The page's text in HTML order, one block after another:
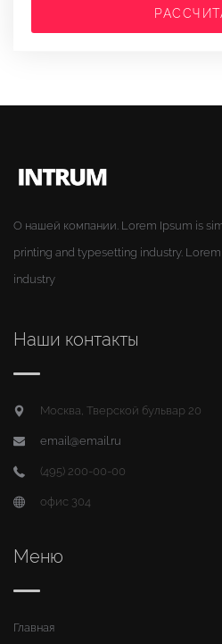
О нашей компании. Lorem Ipsum is
printing and typesetting industry.
industry
Наши контакты
Москва, Тверской бульвар 20
email@email.ru
(495) 200-00-00
офис 304
Меню
Главная